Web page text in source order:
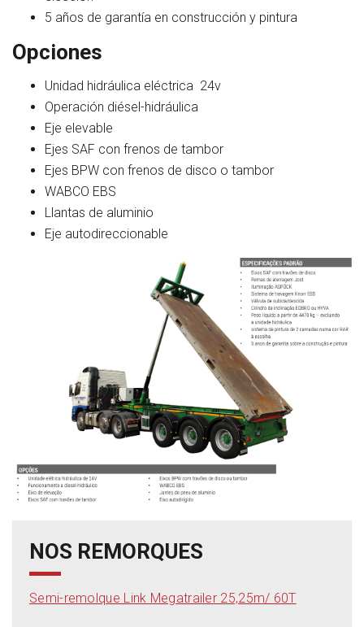
5 años de garantía en construcción y pintura
Opciones
Unidad hidráulica eléctrica 24v
Operación diésel-hidráulica
Eje elevable
Ejes SAF con frenos de tambor
Ejes BPW con frenos de disco o tambor
WABCO EBS
Llantas de aluminio
Eje autodireccionable
NOS REMORQUES
Semi-remolque Link Megatrailer 25,25m/ 60T